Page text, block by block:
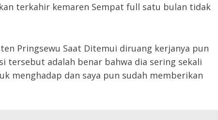
terkahir kemaren Sempat full satu bulan tidak
Pringsewu Saat Ditemui diruang kerjanya pun
tersebut adalah benar bahwa dia sering sekali
menghadap dan saya pun sudah memberikan